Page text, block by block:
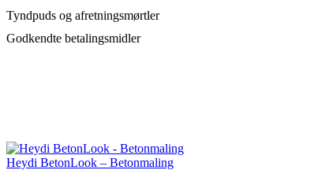
Tyndpuds og afretningsmørtler
Godkendte betalingsmidler
Heydi BetonLook – Betonmaling